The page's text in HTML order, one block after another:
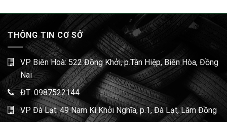
THÔNG TIN CƠ SỞ
VP Biên Hoà: 522 Đồng Khởi, p.Tân Hiệp, Biên Hòa, Đồng
Nai
ĐT: 0987522144
VP Đà Lạt: 49 Nam Kì Khởi Nghĩa, p.1, Đà Lạt, Lâm Đồng